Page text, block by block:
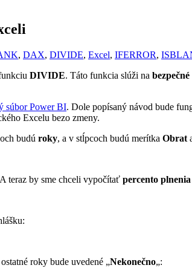
, DAX, DIVIDE, Excel, IFERROR,
DIVIDE. Táto funkcia slúži na
súbor Power BI. Dole popísaný návod bude
Excelu bezo zmeny.
budú roky, a v stĺpcoch budú merítka Obrat
teraz by sme chceli vypočítať percento
roky bude uvedené „Nekonečno„: